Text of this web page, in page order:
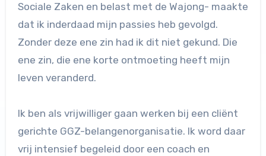
Sociale Zaken en belast met de Wajong- maakte
dat ik inderdaad mijn passies heb gevolgd.
Zonder deze ene zin had ik dit niet gekund. Die
ene zin, die ene korte ontmoeting heeft mijn
leven veranderd.
Ik ben als vrijwilliger gaan werken bij een cliënt
gerichte GGZ-belangenorganisatie. Ik word daar
vrij intensief begeleid door een coach en